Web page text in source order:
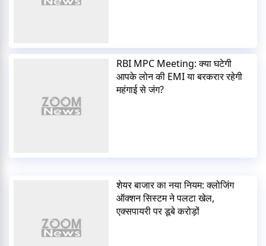
RBI MPC Meeting: क्या घटेगी
आपके लोन की EMI या बरकरार रहेगी
महंगाई से जंग?
शेयर बाजार का नया नियम: क्लोजिंग
ऑक्शन सिस्टम ने पलटा खेल,
एक्सपायरी पर डूबे करोड़ों